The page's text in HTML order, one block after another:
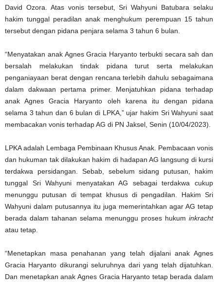
David Ozora. Atas vonis tersebut, Sri Wahyuni Batubara selaku
hakim tunggal peradilan anak menghukum perempuan 15 tahun
tersebut dengan pidana penjara selama 3 tahun 6 bulan.
“Menyatakan anak Agnes Gracia Haryanto terbukti secara sah dan
bersalah melakukan tindak pidana turut serta melakukan
penganiayaan berat dengan rencana terlebih dahulu sebagaimana
dalam dakwaan pertama primer. Menjatuhkan pidana terhadap
anak Agnes Gracia Haryanto oleh karena itu dengan pidana
selama 3 tahun dan 6 bulan di LPKA,” ujar hakim Sri Wahyuni saat
membacakan vonis terhadap AG di PN Jaksel, Senin (10/04/2023).
LPKA adalah Lembaga Pembinaan Khusus Anak. Pembacaan vonis
dan hukuman tak dilakukan hakim di hadapan AG langsung di kursi
terdakwa persidangan. Sebab, sebelum sidang putusan, hakim
tunggal Sri Wahyuni menyatakan AG sebagai terdakwa cukup
menunggu putusan di tempat khusus di pengadilan. Hakim Sri
Wahyuni dalam putusannya itu juga memerintahkan agar AG tetap
berada dalam tahanan selama menunggu proses hukum inkracht
atau tetap.
“Menetapkan masa penahanan yang telah dijalani anak Agnes
Gracia Haryanto dikurangi seluruhnya dari yang telah dijatuhkan.
Dan menetapkan anak Agnes Gracia Haryanto tetap berada dalam